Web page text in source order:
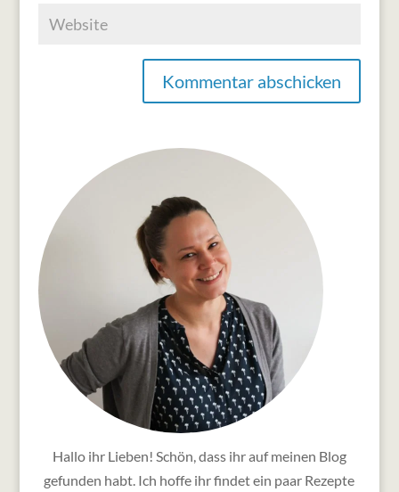
Kommentar abschicken
Hallo ihr Lieben! Schön, dass ihr auf meinen Blog
gefunden habt. Ich hoffe ihr findet ein paar Rezepte